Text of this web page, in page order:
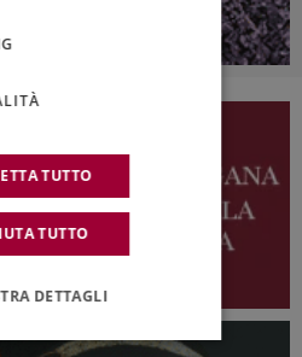
TUTTO
TUTTO
DETTAGLI